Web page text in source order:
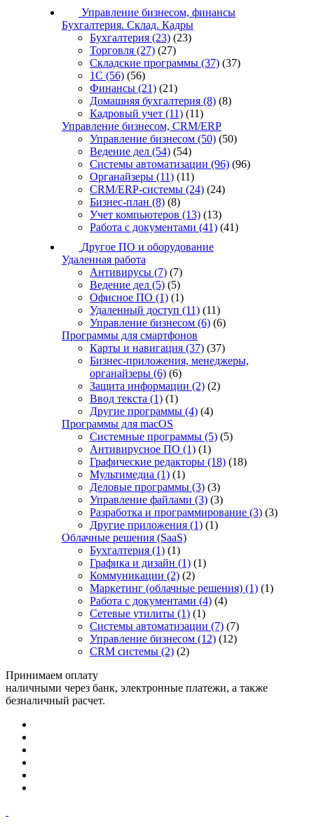
Управление бизнесом, финансы
Бухгалтерия. Склад. Кадры
Бухгалтерия (23) (23)
Торговля (27) (27)
Складские программы (37) (37)
1С (56) (56)
Финансы (21) (21)
Домашняя бухгалтерия (8) (8)
Кадровый учет (11) (11)
Управление бизнесом, CRM/ERP
Управление бизнесом (50) (50)
Ведение дел (54) (54)
Системы автоматизации (96) (96)
Органайзеры (11) (11)
CRM/ERP-системы (24) (24)
Бизнес-план (8) (8)
Учет компьютеров (13) (13)
Работа с документами (41) (41)
Другое ПО и оборудование
Удаленная работа
Антивирусы (7) (7)
Ведение дел (5) (5)
Офисное ПО (1) (1)
Удаленный доступ (11) (11)
Управление бизнесом (6) (6)
Программы для смартфонов
Карты и навигация (37) (37)
Бизнес-приложения, менеджеры,
органайзеры (6) (6)
Защита информации (2) (2)
Ввод текста (1) (1)
Другие программы (4) (4)
Программы для macOS
Системные программы (5) (5)
Антивирусное ПО (1) (1)
Графические редакторы (18) (18)
Мультимедиа (1) (1)
Деловые программы (3) (3)
Управление файлами (3) (3)
Разработка и программирование (3) (3)
Другие приложения (1) (1)
Облачные решения (SaaS)
Бухгалтерия (1) (1)
Графика и дизайн (1) (1)
Коммуникации (2) (2)
Маркетинг (облачные решения) (1) (1)
Работа с документами (4) (4)
Сетевые утилиты (1) (1)
Системы автоматизации (7) (7)
Управление бизнесом (12) (12)
CRM системы (2) (2)
Принимаем оплату
наличными через банк, электронные платежи, а также
безналичный расчет.